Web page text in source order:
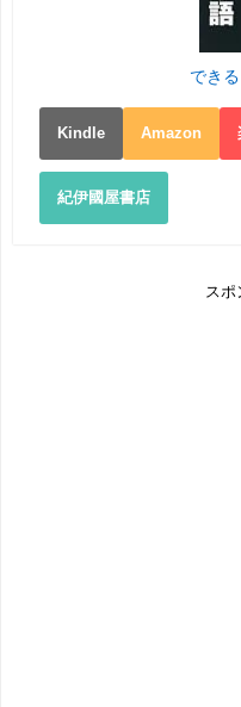
でき
Kindle Amazon
紀伊國屋書店
スポ